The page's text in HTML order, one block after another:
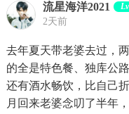
流星海洋2021
2天前
去年夏天带老婆去过，
的全是特色餐、独库公
还有酒水畅饮，比自己
月回来老婆念叨了半年